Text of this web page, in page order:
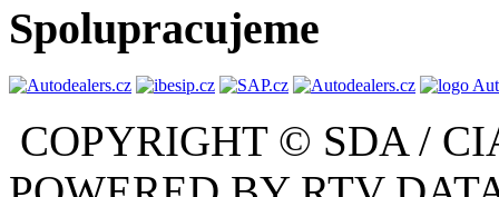
Spolupracujeme
COPYRIGHT © SDA /